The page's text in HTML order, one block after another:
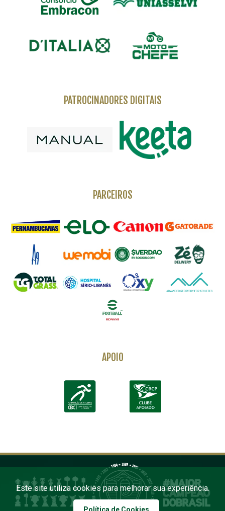
PATROCINADORES DIGITAIS
PARCEIROS
APOIO
Este site utiliza cookies para melhorar sua experiência.